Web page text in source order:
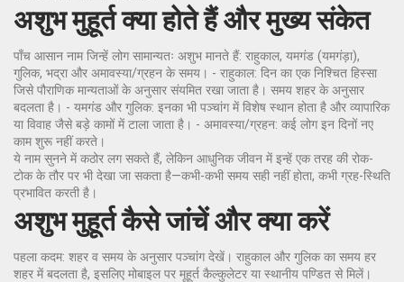
अशुभ मुहूर्त क्या होते हैं और मुख्य संकेत
पाँच आसान नाम जिन्हें लोग सामान्यतः अशुभ मानते हैं: राहुकाल, यमगंड (यमगंड़ा),
गुलिक, भद्रा और अमावस्या/ग्रहन के समय। - राहुकाल: दिन का एक निश्चित हिस्सा
जिसे पौराणिक मान्यताओं के अनुसार संयमित रखा जाता है। समय शहर के अनुसार
बदलता है। - यमगंड और गुलिक: इनका भी पञ्चांग में विशेष स्थान होता है और व्यापारिक
या विवाह जैसे बड़े कामों में टाला जाता है। - अमावस्या/ग्रहन: कई लोग इन दिनों नए
काम शुरू नहीं करते।
ये नाम सुनने में कठोर लग सकते हैं, लेकिन आधुनिक जीवन में इन्हें एक तरह की रोक-
टोक के तौर पर भी देखा जा सकता है—कभी-कभी समय सही नहीं होता, कभी ग्रह-स्थिति
प्रभावित करती है।
अशुभ मुहूर्त कैसे जांचें और क्या करें
पहला कदम: शहर व समय के अनुसार पञ्चांग देखें। राहुकाल और गुलिक का समय हर
शहर में बदलता है, इसलिए मोबाइल पर मूहूर्त कैल्कुलेटर या स्थानीय पण्डित से मिलें।